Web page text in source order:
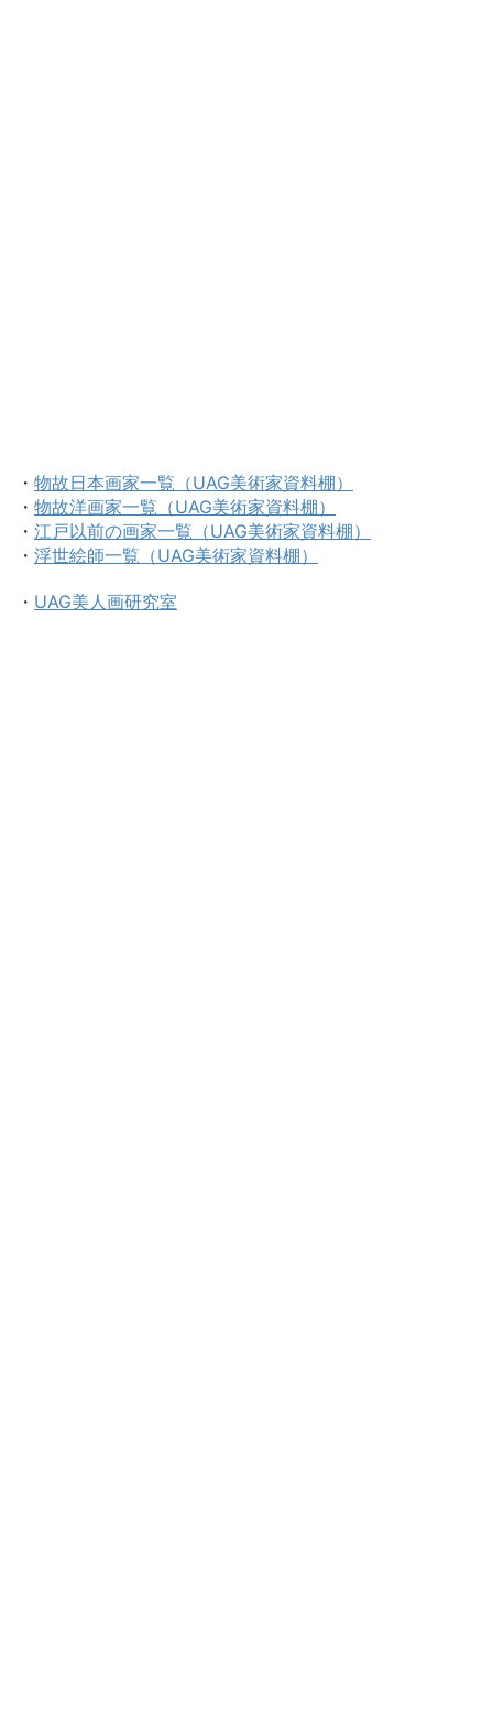
・ 物故日本画家一覧（UAG美術家資料棚）
・ 物故洋画家一覧（UAG美術家資料棚）
・ 江戸以前の画家一覧（UAG美術家資料棚）
・ 浮世絵師一覧（UAG美術家資料棚）
・ UAG美人画研究室